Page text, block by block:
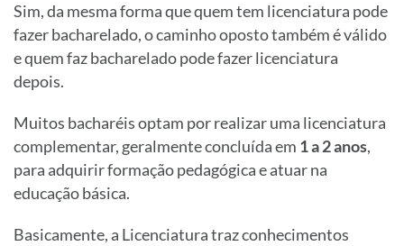
Sim, da mesma forma que quem tem licenciatura pode
fazer bacharelado, o caminho oposto também é válido
e quem faz bacharelado pode fazer licenciatura
depois.
Muitos bacharéis optam por realizar uma licenciatura
complementar, geralmente concluída em 1 a 2 anos,
para adquirir formação pedagógica e atuar na
educação básica.
Basicamente, a Licenciatura traz conhecimentos